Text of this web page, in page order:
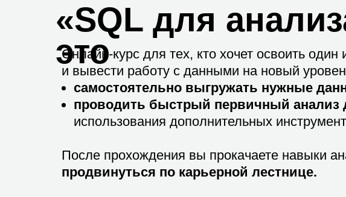
«SQL для
это
Онлайн-курс для тех, кто хочет освоить один
и вывести работу с данными на новый
самостоятельно выгружать нужные
проводить быстрый первичный анализ
использования дополнительных
После прохождения вы прокачаете навыки
продвинуться по карьерной лестнице.